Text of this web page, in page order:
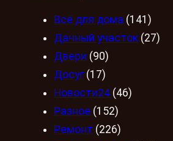
Всё для дома (141)
Дачный участок (27)
Двери (90)
Досуг (17)
Новости24 (46)
Разное (152)
Ремонт (226)